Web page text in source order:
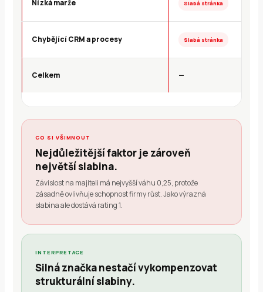
Nízká marže Slabá stránka
Chybějící CRM a procesy Slabá stránka
Celkem —
CO SI VŠIMNOUT
Nejdůležitější faktor je zároveň
největší slabina.
Závislost na majiteli má nejvyšší váhu 0,25, protože
zásadně ovlivňuje schopnost firmy růst. Jako výrazná
slabina ale dostává rating 1.
INTERPRETACE
Silná značka nestačí vykompenzovat
strukturální slabiny.